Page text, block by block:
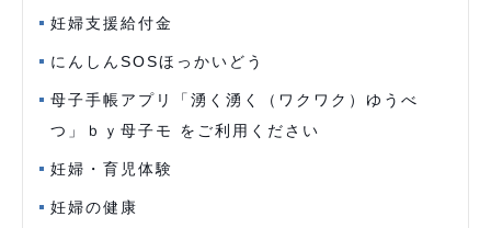
妊婦支援給付金
にんしんSOSほっかいどう
母子手帳アプリ「湧く湧く（ワクワク）ゆうべ
つ」ｂｙ母子モ をご利用ください
妊婦・育児体験
妊婦の健康